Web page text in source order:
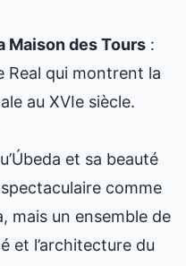
Maison des Tours :
Real qui montrent la
au XVIe siècle.
et sa beauté
comme
mais un ensemble de
et l’architecture du